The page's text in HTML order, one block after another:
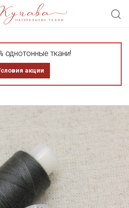
однотонные ткани!
акции